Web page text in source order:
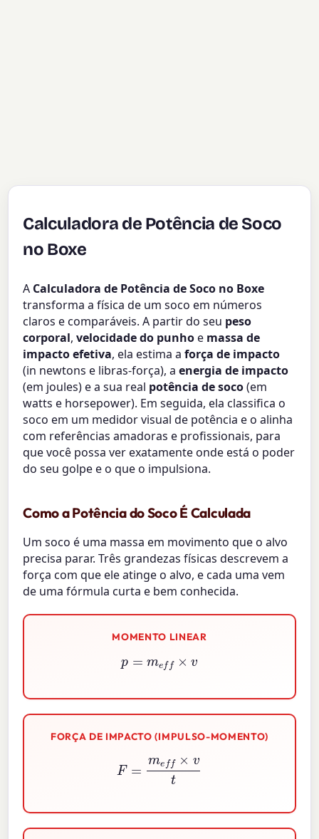
Calculadora de Potência de Soco
no Boxe
A Calculadora de Potência de Soco no Boxe
transforma a física de um soco em números
claros e comparáveis. A partir do seu peso
corporal,velocidade do punhoe massa de
impacto efetiva, ela estima aforça de impacto
(in newtons e libras-força), aenergia de impacto
(em joules) e a sua real potência de soco(em
watts e horsepower). Em seguida, ela classifica o
soco em um medidor visual de potência e o alinha
com referências amadoras e profissionais, para
que você possa ver exatamente onde está o poder
do seu golpe e o que o impulsiona.
Como a Potência do Soco É Calculada
Um soco é uma massa em movimento que o alvo
precisa parar. Três grandezas físicas descrevem a
força com que ele atinge o alvo, e cada uma vem
de uma fórmula curta e bem conhecida.
MOMENTO LINEAR
p= me f ×v
FORÇA DE IMPACTO (IMPULSO-MOMENTO)
mef× vt